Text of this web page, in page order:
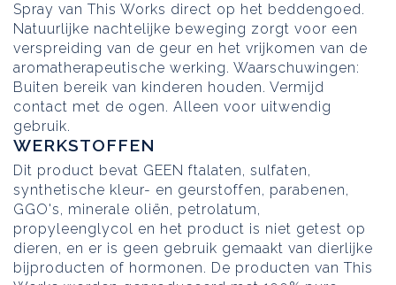
Spray van This Works direct op het beddengoed.
Natuurlijke nachtelijke beweging zorgt voor een
verspreiding van de geur en het vrijkomen van de
aromatherapeutische werking. Waarschuwingen:
Buiten bereik van kinderen houden. Vermijd
contact met de ogen. Alleen voor uitwendig
gebruik.
WERKSTOFFEN
Dit product bevat GEEN ftalaten, sulfaten,
synthetische kleur- en geurstoffen, parabenen,
GGO's, minerale oliën, petrolatum,
propyleenglycol en het product is niet getest op
dieren, en er is geen gebruik gemaakt van dierlijke
bijproducten of hormonen. De producten van This